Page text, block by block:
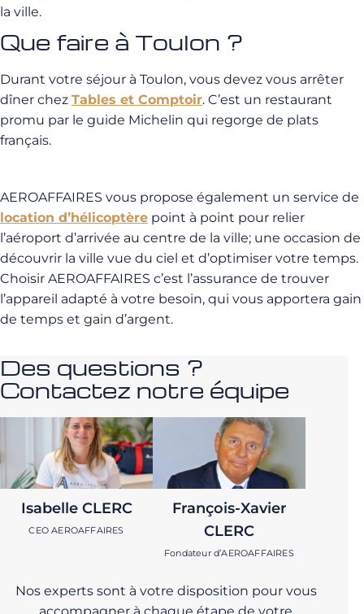
la ville.
Que faire à Toulon ?
Durant votre séjour à Toulon, vous devez vous arrêter
dîner chez Tables et Comptoir. C’est un restaurant
promu par le guide Michelin qui regorge de plats
français.
AEROAFFAIRES vous propose également un service de
location d’hélicoptère point à point pour relier
l’aéroport d’arrivée au centre de la ville; une occasion de
découvrir la ville vue du ciel et d’optimiser votre temps.
Choisir AEROAFFAIRES c’est l’assurance de trouver
l’appareil adapté à votre besoin, qui vous apportera gain
de temps et gain d’argent.
Des questions ?
Contactez notre équipe
Isabelle CLERC
CEO AEROAFFAIRES
François-Xavier
CLERC
Fondateur d’AEROAFFAIRES
Nos experts sont à votre disposition pour vous